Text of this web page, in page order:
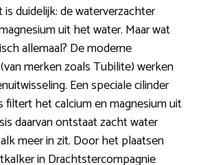
duidelijk: de waterverzachter
uit het water. Maar wat
allemaal? De moderne
merken zoals Tubilite) werken
Een speciale cilinder
het calcium en magnesium uit
daarvan ontstaat zacht water
meer in zit. Door het plaatsen
in Drachtstercompagnie